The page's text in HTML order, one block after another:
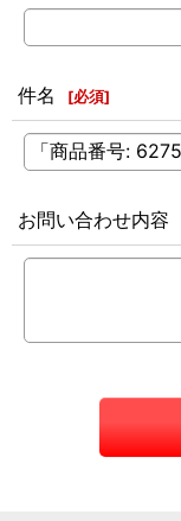
件名 [必須]
お問い合わせ内容